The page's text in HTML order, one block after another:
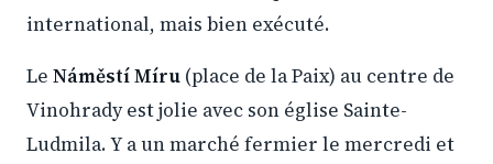
international, mais bien exécuté.
Le Náměstí Míru (place de la Paix) au centre de
Vinohrady est jolie avec son église Sainte-
Ludmila. Y a un marché fermier le mercredi et